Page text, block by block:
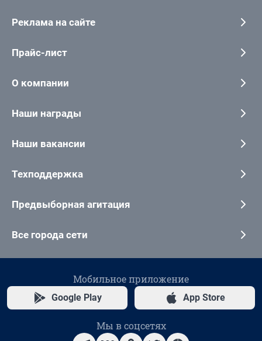
Реклама на сайте
Прайс-лист
О компании
Наши награды
Наши вакансии
Техподдержка
Предвыборная агитация
Все города сети
Мобильное приложение
Google Play App Store
Мы в соцсетях